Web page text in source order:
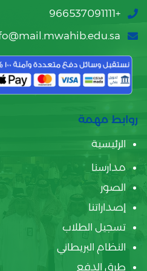
+966537091111
روابط مهمة
الرئيسية
مدارسنا
الصور
إصداراتنا
تسجيل الطلاب
النظام البريطاني
طرق الدفع